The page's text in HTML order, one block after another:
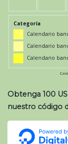
Categoría
Calendario
Calendario
Calendario
Obtenga 100
nuestro código